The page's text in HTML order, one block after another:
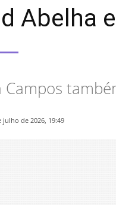
Abelha
Campos
julho de 2026, 19:49